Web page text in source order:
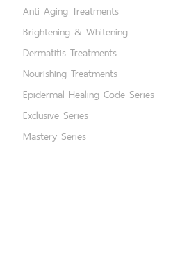
Anti Aging Treatments
Brightening & Whitening
Dermatitis Treatments
Nourishing Treatments
Epidermal Healing Code Series
Exclusive Series
Mastery Series